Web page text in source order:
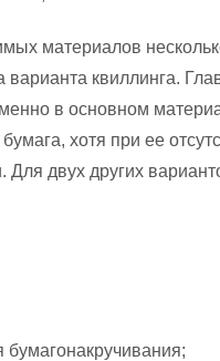
материалов
варианта квиллинга.
в основном
хотя при ее
Для двух других
бумагонакручивания;